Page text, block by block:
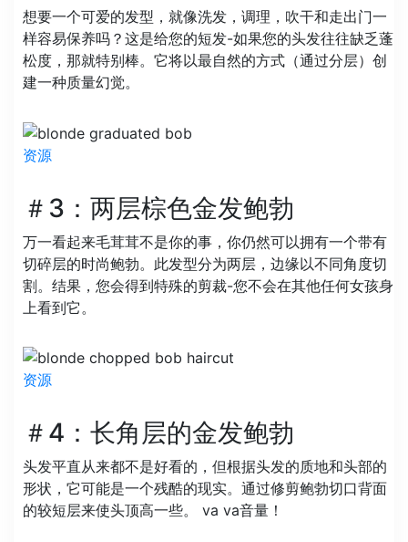
想要一个可爱的发型，就像洗发，调理，吹干和走出门一
样容易保养吗？这是给您的短发-如果您的头发往往缺乏蓬
松度，那就特别棒。它将以最自然的方式（通过分层）创
建一种质量幻觉。
资源
＃3：两层棕色金发鲍勃
万一看起来毛茸茸不是你的事，你仍然可以拥有一个带有
切碎层的时尚鲍勃。此发型分为两层，边缘以不同角度切
割。结果，您会得到特殊的剪裁-您不会在其他任何女孩身
上看到它。
资源
＃4：长角层的金发鲍勃
头发平直从来都不是好看的，但根据头发的质地和头部的
形状，它可能是一个残酷的现实。通过修剪鲍勃切口背面
的较短层来使头顶高一些。 va va音量！